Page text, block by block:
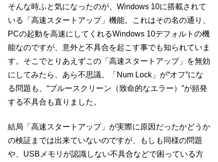
そんな時ふと気になったのが、Windows 10に搭載されて
いる「高速スタートアップ」機能。これはその名の通り、
PCの起動を高速にしてくれるWindows 10デフォルトの機
能なのですが、意外と不具合を起こす事でも知られていま
す。そこでとりあえずこの「高速スタートアップ」を無効
にしてみたら、あら不思議。「Num Lock」が“オフ”にな
る問題も、“ブルースクリーン（致命的なエラー）”が頻発
する不具合も直りました。
結局「高速スタートアップ」が実際に原因だったかどうか
の検証までは出来ていないのですが、もしも同様の問題
や、USBメモリが認識しない不具合などで困っている方